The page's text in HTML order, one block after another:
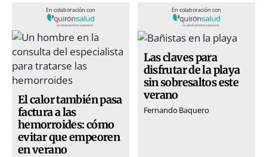
En colaboración con
El calor también pasa
factura a las
hemorroides: cómo
evitar que empeoren
en verano
En colaboración con
Las claves para
disfrutar de la playa
sin sobresaltos este
verano
Fernando Baquero